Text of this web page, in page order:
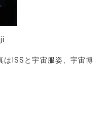
はISSと宇宙服姿、宇宙博